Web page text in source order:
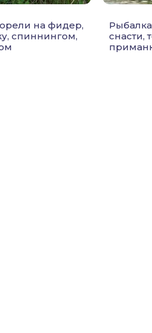
на фидер,
спиннингом,
снасти,